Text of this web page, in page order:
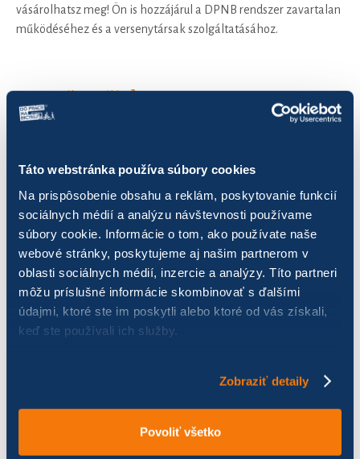
Táto webstránka používa súbory cookies
Na prispôsobenie obsahu a reklám, poskytovanie funkcií
sociálnych médií a analýzu návštevnosti používame
súbory cookie. Informácie o tom, ako používate naše
webové stránky, poskytujeme aj našim partnerom v
oblasti sociálnych médií, inzercie a analýzy. Títo partneri
môžu príslušné informácie skombinovať s ďalšími
údajmi, ktoré ste im poskytli alebo ktoré od vás získali,
keď ste používali ich služby.
Zobraziť detaily
Povoliť všetko
vásárolhatsz meg! Ön is hozzájárul a DPNB rendszer zavartalan
működéséhez és a versenytársak szolgáltatásához.